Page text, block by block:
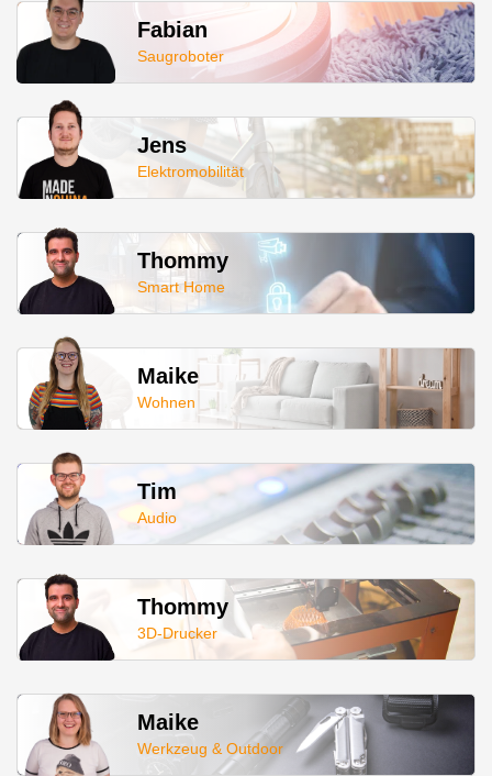
Fabian
Saugroboter
Jens
Elektromobilität
Thommy
Smart Home
Maike
Wohnen
Tim
Audio
Thommy
3D-Drucker
Maike
Werkzeug & Outdoor